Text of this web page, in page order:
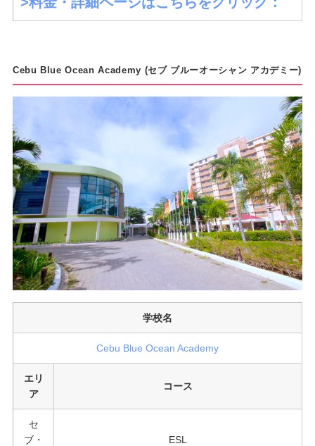
Cebu Blue Ocean Academy (セブ ブルーオーシャン アカデミー)
学校名
Cebu Blue Ocean Academy
エリ
ア
コース
セ
ブ・
ESL